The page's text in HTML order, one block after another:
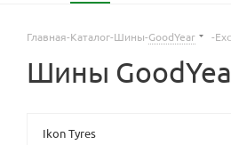
Главная-Каталог-Шины-GoodYear -
Шины
Ikon Tyres